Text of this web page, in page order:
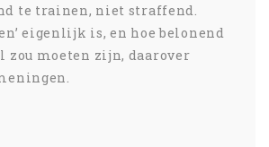
te trainen, niet straffend.
eigenlijk is, en hoe belonend
zou moeten zijn, daarover